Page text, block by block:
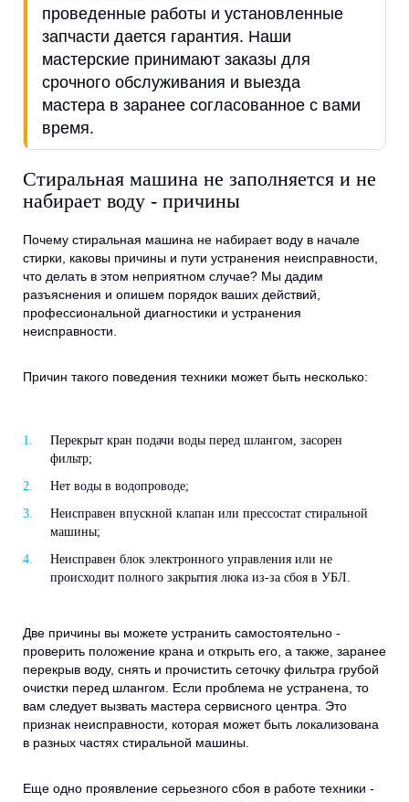
проведенные работы и установленные
запчасти дается гарантия. Наши
мастерские принимают заказы для
срочного обслуживания и выезда
мастера в заранее согласованное с вами
время.
Стиральная машина не заполняется и не
набирает воду - причины
Почему стиральная машина не набирает воду в начале
стирки, каковы причины и пути устранения неисправности,
что делать в этом неприятном случае? Мы дадим
разъяснения и опишем порядок ваших действий,
профессиональной диагностики и устранения
неисправности.
Причин такого поведения техники может быть несколько:
Перекрыт кран подачи воды перед шлангом, засорен
фильтр;
Нет воды в водопроводе;
Неисправен впускной клапан или прессостат стиральной
машины;
Неисправен блок электронного управления или не
происходит полного закрытия люка из-за сбоя в УБЛ.
Две причины вы можете устранить самостоятельно -
проверить положение крана и открыть его, а также, заранее
перекрыв воду, снять и прочистить сеточку фильтра грубой
очистки перед шлангом. Если проблема не устранена, то
вам следует вызвать мастера сервисного центра. Это
признак неисправности, которая может быть локализована
в разных частях стиральной машины.
Еще одно проявление серьезного сбоя в работе техники -